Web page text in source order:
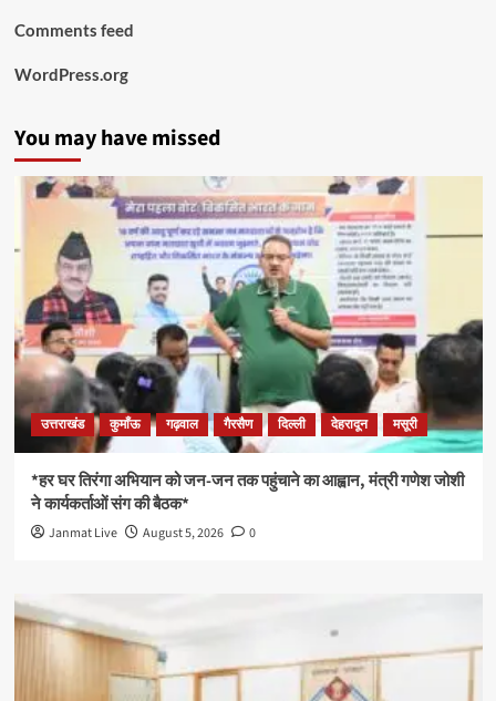
Comments feed
WordPress.org
You may have missed
उत्तराखंड कुमाँऊ गढ़वाल गैरसैण दिल्ली देहरादून मसूरी
*हर घर तिरंगा अभियान को जन-जन तक पहुंचाने का आह्वान, मंत्री गणेश जोशी
ने कार्यकर्ताओं संग की बैठक*
Janmat Live August 5, 2026 0